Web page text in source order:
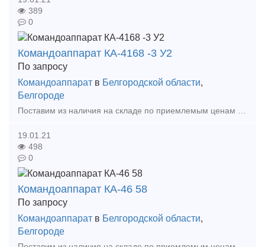
389
0
Командоаппарат КА-4168 -3 У2
По запросу
Командоаппарат в Белгородской области,
Белгороде
19.01.21
498
0
Командоаппарат КА-46 58
По запросу
Командоаппарат в Белгородской области,
Белгороде